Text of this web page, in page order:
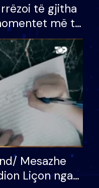
të gjitha
më të
VIP: Do më
kur…
Mesazhe
Liçon nga